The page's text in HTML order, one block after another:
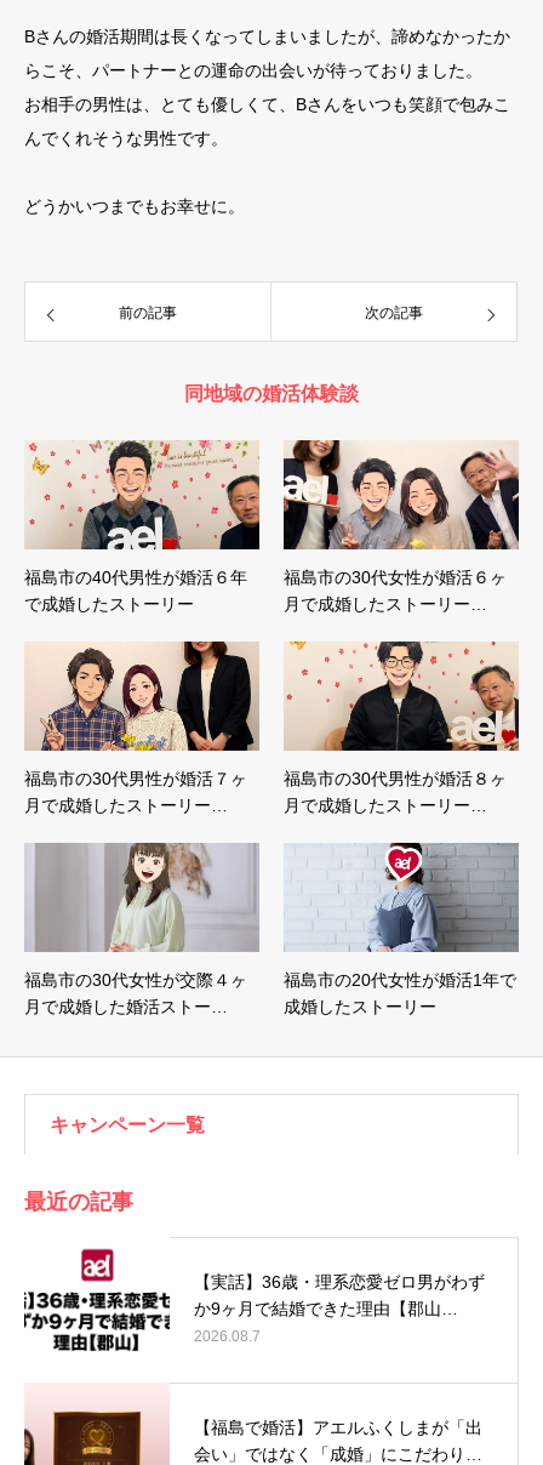
Bさんの婚活期間は長くなってしまいましたが、諦めなかったか
らこそ、パートナーとの運命の出会いが待っておりました。
お相手の男性は、とても優しくて、Bさんをいつも笑顔で包みこ
んでくれそうな男性です。
どうかいつまでもお幸せに。
前の記事 次の記事
同地域の婚活体験談
福島市の40代男性が婚活６年
で成婚したストーリー
福島市の30代女性が婚活６ヶ
月で成婚したストーリー…
福島市の30代男性が婚活７ヶ
月で成婚したストーリー…
福島市の30代男性が婚活８ヶ
月で成婚したストーリー…
福島市の30代女性が交際４ヶ
月で成婚した婚活ストー…
福島市の20代女性が婚活1年で
成婚したストーリー
キャンペーン一覧
最近の記事
【実話】36歳・理系恋愛ゼロ男がわず
か9ヶ月で結婚できた理由【郡山…
2026.08.7
【福島で婚活】アエルふくしまが「出
会い」ではなく「成婚」にこだわり…